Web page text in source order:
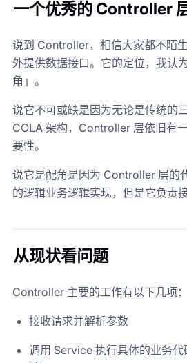
一个优秀的 Controller
说到 Controller，相信大家都不陌
外提供数据接口。它的定位，我认
角」。
说它不可或缺是因为无论是传统的
COLA 架构，Controller 层依旧有
要性。
说它是配角是因为 Controller 层的
的逻辑业务逻辑实现，但是它负责
从现状看问题
Controller 主要的工作有以下几项：
接收请求并解析参数
调用 Service 执行具体的业务